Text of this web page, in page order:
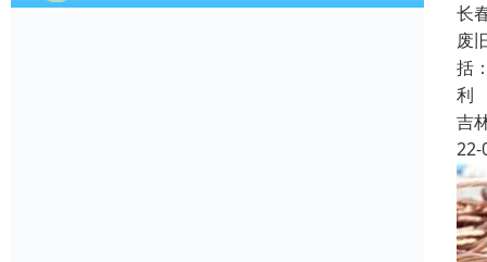
长
废
括
利
吉
22-